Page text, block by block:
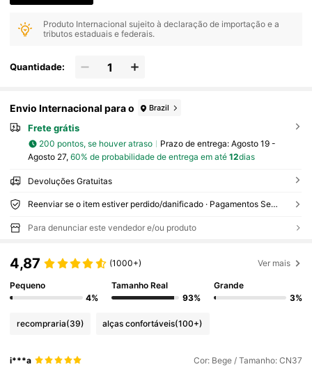
Produto Internacional sujeito à declaração de importação e a
tributos estaduais e federais.
Quantidade:
Envio Internacional para o Brazil
Frete grátis
200 pontos, se houver atraso Prazo de entrega: Agosto 19 -
Agosto 27, 60% de probabilidade de entrega em até 12dias
Devoluções Gratuitas
Reenviar se o item estiver perdido/danificado · Pagamentos Seguros · Proteção de privacidade
Para denunciar este vendedor e/ou produto
4,87 (1000+) Ver mais
Pequeno
4%
Tamanho Real
93%
Grande
3%
recompraria(39) alças confortáveis(100+)
i***a Cor: Bege / Tamanho: CN37